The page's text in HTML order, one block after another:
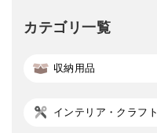
カテゴリ一覧
収納用品
インテリア・クラフト